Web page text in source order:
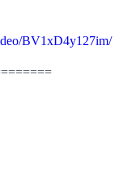
BV1xD4y127im/